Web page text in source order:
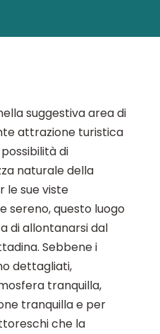
suggestiva area di
attrazione turistica
di
naturale della
le sue viste
sereno, questo luogo
di allontanarsi dal
Sebbene i
dettagliati,
tranquilla,
tranquilla e per
che la